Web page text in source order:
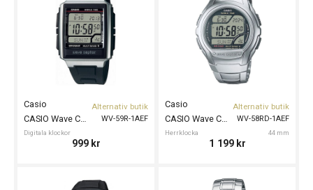
WV-59R-1AEF
Casio
Digitala klockor
CASIO Wave Ceptor 39mm
Alternativ butik
999 kr
WV-58RD-1AEF
Casio
Herrklocka 44 mm
CASIO Wave Ceptor 44mm
Alternativ butik
1 199 kr